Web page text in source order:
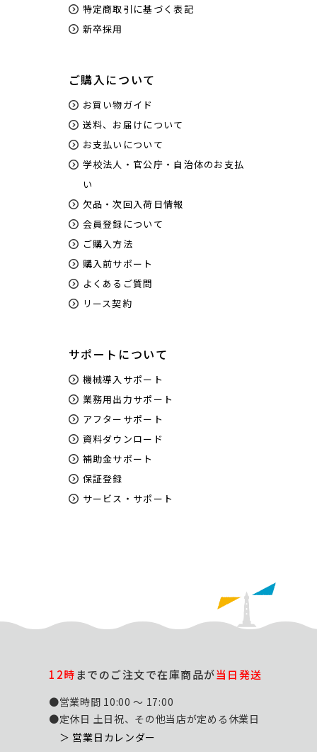
特定商取引に基づく表記
新卒採用
ご購入について
お買い物ガイド
送料、お届けについて
お支払いについて
学校法人・官公庁・自治体のお支払
い
欠品・次回入荷日情報
会員登録について
ご購入方法
購入前サポート
よくあるご質問
リース契約
サポートについて
機械導入サポート
業務用出力サポート
アフターサポート
資料ダウンロード
補助金サポート
保証登録
サービス・サポート
12時までのご注文で在庫商品が当日発送
●営業時間 10:00 ～ 17:00
●定休日 土日祝、その他当店が定める休業日
＞ 営業日カレンダー